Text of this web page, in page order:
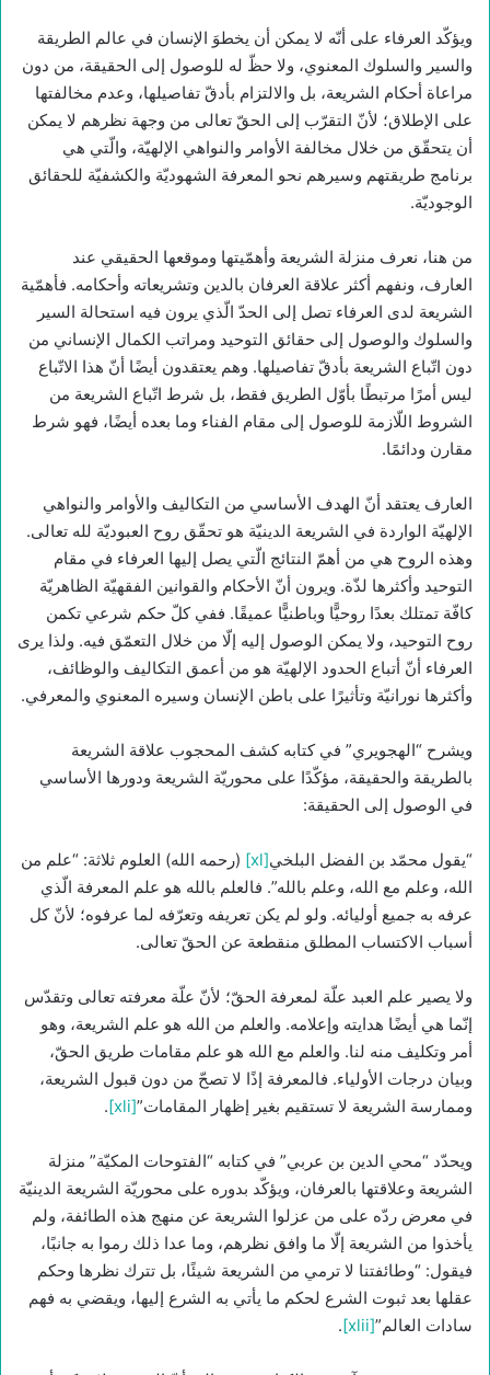
ويؤكّد العرفاء على أنّه لا يمكن أن يخطوَ الإنسان في عالم الطريقة
والسير والسلوك المعنوي، ولا حظّ له للوصول إلى الحقيقة، من دون
مراعاة أحكام الشريعة، بل والالتزام بأدقّ تفاصيلها، وعدم مخالفتها
على الإطلاق؛ لأنّ التقرّب إلى الحقّ تعالى من وجهة نظرهم لا يمكن
أن يتحقّق من خلال مخالفة الأوامر والنواهي الإلهيّة، والّتي هي
برنامج طريقتهم وسيرهم نحو المعرفة الشهوديّة والكشفيّة للحقائق
الوجوديّة.
من هنا، نعرف منزلة الشريعة وأهمّيتها وموقعها الحقيقي عند
العارف، ونفهم أكثر علاقة العرفان بالدين وتشريعاته وأحكامه. فأهمّية
الشريعة لدى العرفاء تصل إلى الحدّ الّذي يرون فيه استحالة السير
والسلوك والوصول إلى حقائق التوحيد ومراتب الكمال الإنساني من
دون اتّباع الشريعة بأدقّ تفاصيلها. وهم يعتقدون أيضًا أنّ هذا الاتّباع
ليس أمرًا مرتبطًا بأوّل الطريق فقط، بل شرط اتّباع الشريعة من
الشروط اللّازمة للوصول إلى مقام الفناء وما بعده أيضًا، فهو شرط
مقارن ودائمًا.
العارف يعتقد أنّ الهدف الأساسي من التكاليف والأوامر والنواهي
الإلهيّة الواردة في الشريعة الدينيّة هو تحقّق روح العبوديّة لله تعالى.
وهذه الروح هي من أهمّ النتائج الّتي يصل إليها العرفاء في مقام
التوحيد وأكثرها لذّة. ويرون أنّ الأحكام والقوانين الفقهيّة الظاهريّة
كافّة تمتلك بعدًا روحيًّا وباطنيًّا عميقًا. ففي كلّ حكم شرعي تكمن
روح التوحيد، ولا يمكن الوصول إليه إلّا من خلال التعمّق فيه. ولذا يرى
العرفاء أنّ أتباع الحدود الإلهيّة هو من أعمق التكاليف والوظائف،
وأكثرها نورانيّة وتأثيرًا على باطن الإنسان وسيره المعنوي والمعرفي.
ويشرح “الهجويري” في كتابه كشف المحجوب علاقة الشريعة
بالطريقة والحقيقة، مؤكّدًا على محوريّة الشريعة ودورها الأساسي
في الوصول إلى الحقيقة:
“يقول محمّد بن الفضل البلخي[xl]
(رحمه الله) العلوم ثلاثة: “علم من
الله، وعلم مع الله، وعلم بالله”. فالعلم بالله هو علم المعرفة الّذي
عرفه به جميع أوليائه. ولو لم يكن تعريفه وتعرّفه لما عرفوه؛ لأنّ كل
أسباب الاكتساب المطلق منقطعة عن الحقّ تعالى.
ولا يصير علم العبد علّة لمعرفة الحقّ؛ لأنّ علّة معرفته تعالى وتقدّس
إنّما هي أيضًا هدايته وإعلامه. والعلم من الله هو علم الشريعة، وهو
أمر وتكليف منه لنا. والعلم مع الله هو علم مقامات طريق الحقّ،
وبيان درجات الأولياء. فالمعرفة إذًا لا تصحّ من دون قبول الشريعة،
وممارسة الشريعة لا تستقيم بغير إظهار المقامات”[xli]
.
ويحدّد “محي الدين بن عربي” في كتابه “الفتوحات المكيّة” منزلة
الشريعة وعلاقتها بالعرفان، ويؤكّد بدوره على محوريّة الشريعة الدينيّة
في معرض ردّه على من عزلوا الشريعة عن منهج هذه الطائفة، ولم
يأخذوا من الشريعة إلّا ما وافق نظرهم، وما عدا ذلك رموا به جانبًا،
فيقول: “وطائفتنا لا ترمي من الشريعة شيئًا، بل تترك نظرها وحكم
عقلها بعد ثبوت الشرع لحكم ما يأتي به الشرع إليها، ويقضي به فهم
سادات العالم”[xlii]
.‏